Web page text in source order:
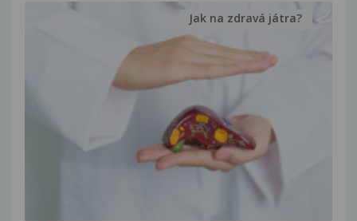
Jak na zdravá játra?